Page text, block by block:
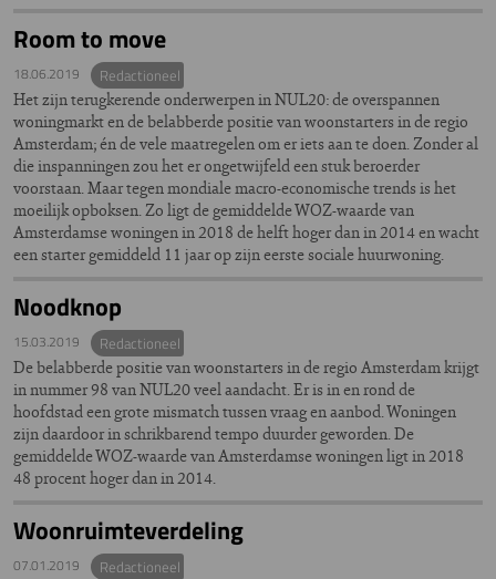
Room to move
18.06.2019 Redactioneel
Het zijn terugkerende onderwerpen in NUL20: de overspannen
woningmarkt en de belabberde positie van woonstarters in de regio
Amsterdam; én de vele maatregelen om er iets aan te doen. Zonder al
die inspanningen zou het er ongetwijfeld een stuk beroerder
voorstaan. Maar tegen mondiale macro-economische trends is het
moeilijk opboksen. Zo ligt de gemiddelde WOZ-waarde van
Amsterdamse woningen in 2018 de helft hoger dan in 2014 en wacht
een starter gemiddeld 11 jaar op zijn eerste sociale huurwoning.
Noodknop
15.03.2019 Redactioneel
De belabberde positie van woonstarters in de regio Amsterdam krijgt
in nummer 98 van NUL20 veel aandacht. Er is in en rond de
hoofdstad een grote mismatch tussen vraag en aanbod. Woningen
zijn daardoor in schrikbarend tempo duurder geworden. De
gemiddelde WOZ-waarde van Amsterdamse woningen ligt in 2018
48 procent hoger dan in 2014.
Woonruimteverdeling
07.01.2019 Redactioneel